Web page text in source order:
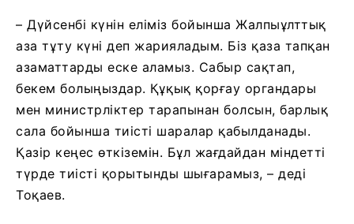
– Дүйсенбі күнін еліміз бойынша Жалпыұлттық
аза тұту күні деп жарияладым. Біз қаза тапқан
азаматтарды еске аламыз. Сабыр сақтап,
бекем болыңыздар. Құқық қорғау органдары
мен министрліктер тарапынан болсын, барлық
сала бойынша тиісті шаралар қабылданады.
Қазір кеңес өткіземін. Бұл жағдайдан міндетті
түрде тиісті қорытынды шығарамыз, – деді
Тоқаев.